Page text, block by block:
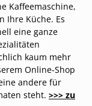
Kaffeemaschine,
Ihre Küche. Es
eine ganze
kaum mehr
Online-Shop
andere für
steht. >>> zu